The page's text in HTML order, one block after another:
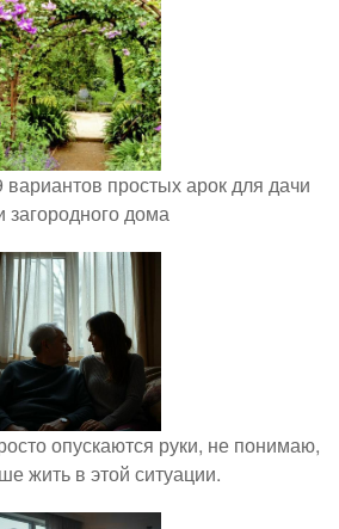
простых арок для дачи
загородного дома
опускаются руки, не понимаю,
жить в этой ситуации.